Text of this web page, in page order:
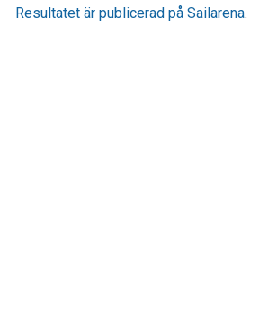
Resultatet är publicerad på Sailarena.